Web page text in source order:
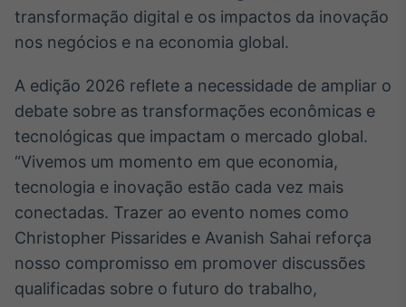
IA
Em breve
BroadFast
Em breve
Gestão de
transformação digital e os impactos da inovação
nos negócios e na economia global.
A edição 2026 reflete a necessidade de ampliar o
debate sobre as transformações econômicas e
tecnológicas que impactam o mercado global.
“Vivemos um momento em que economia,
tecnologia e inovação estão cada vez mais
conectadas. Trazer ao evento nomes como
Christopher Pissarides e Avanish Sahai reforça
nosso compromisso em promover discussões
qualificadas sobre o futuro do trabalho,